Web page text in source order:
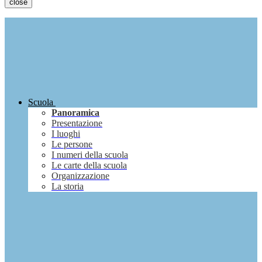
close
Scuola
Panoramica
Presentazione
I luoghi
Le persone
I numeri della scuola
Le carte della scuola
Organizzazione
La storia